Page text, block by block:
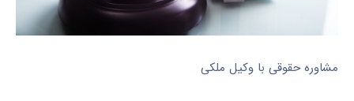
مشاوره حقوقی با وکیل ملکی